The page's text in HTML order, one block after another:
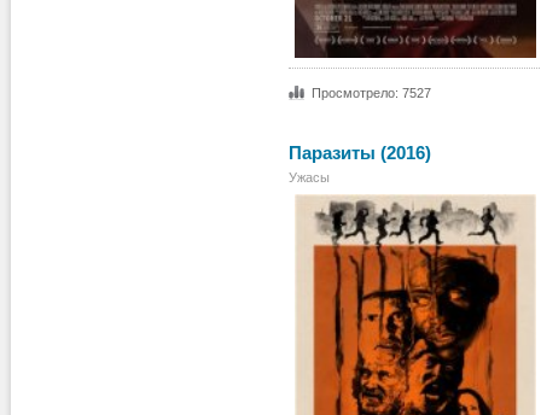
Просмотрело: 7527
Паразиты (2016)
Ужасы